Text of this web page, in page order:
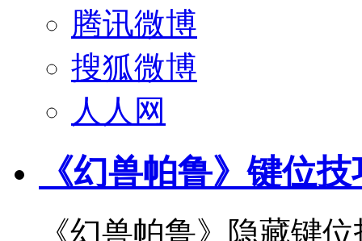
腾讯微博
搜狐微博
人人网
《幻兽帕鲁》键位
《幻兽帕鲁》隐藏键